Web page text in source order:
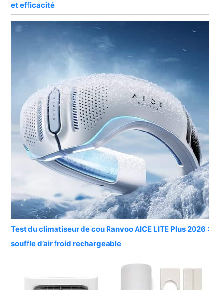
et efficacité
Test du climatiseur de cou Ranvoo AICE LITE Plus 2026 :
souffle d’air froid rechargeable